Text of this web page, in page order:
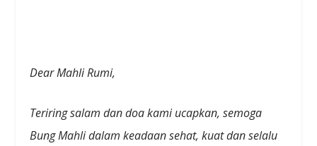
Dear Mahli Rumi,
Teriring salam dan doa kami ucapkan, semoga
Bung Mahli dalam keadaan sehat, kuat dan selalu